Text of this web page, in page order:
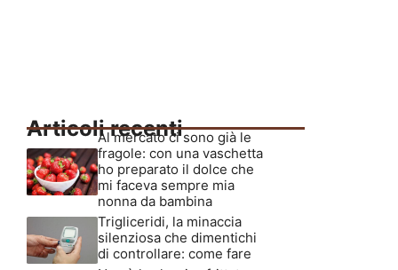
Articoli recenti
Al mercato ci sono già le
fragole: con una vaschetta
ho preparato il dolce che
mi faceva sempre mia
nonna da bambina
Trigliceridi, la minaccia
silenziosa che dimentichi
di controllare: come fare